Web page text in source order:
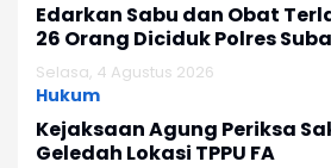
Edarkan Sabu dan Obat
26 Orang Diciduk Polres
Selasa, 4 Agustus 2026
Hukum
Kejaksaan Agung Periksa
Geledah Lokasi TPPU FA